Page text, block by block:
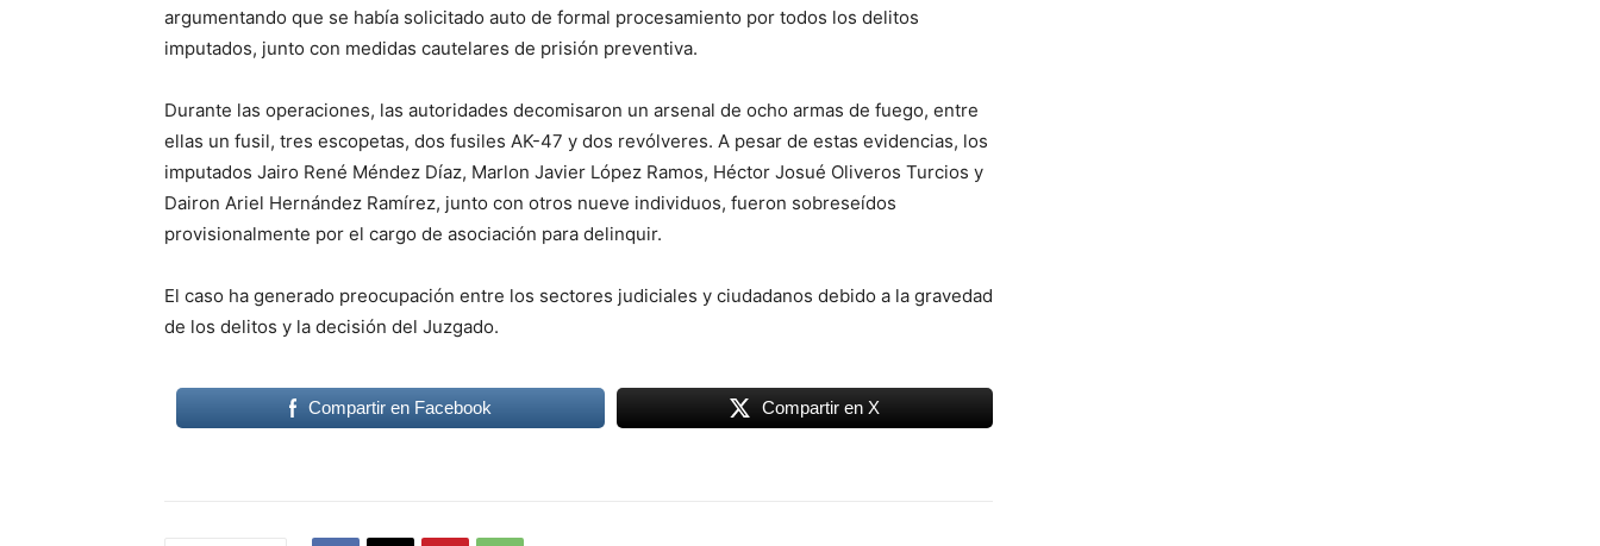
argumentando que se había solicitado auto de formal procesamiento por todos los delitos
imputados, junto con medidas cautelares de prisión preventiva.
Durante las operaciones, las autoridades decomisaron un arsenal de ocho armas de fuego, entre
ellas un fusil, tres escopetas, dos fusiles AK-47 y dos revólveres. A pesar de estas evidencias, los
imputados Jairo René Méndez Díaz, Marlon Javier López Ramos, Héctor Josué Oliveros Turcios y
Dairon Ariel Hernández Ramírez, junto con otros nueve individuos, fueron sobreseídos
provisionalmente por el cargo de asociación para delinquir.
El caso ha generado preocupación entre los sectores judiciales y ciudadanos debido a la gravedad
de los delitos y la decisión del Juzgado.
Compartir en Facebook Compartir en X